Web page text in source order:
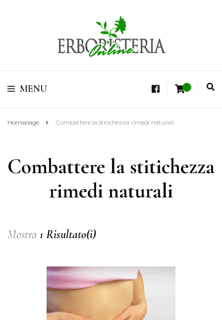
Erboristeria Shop
Online Tisane
Vendita di Botaniche, Erbe e Spezie Officinali, Tisane Terapeutiche Esclusive,
MENU 0
Homepage Combattere la stitichezza rimedi naturali
Combattere la stitichezza
rimedi naturali
Mostra 1 Risultato(i)